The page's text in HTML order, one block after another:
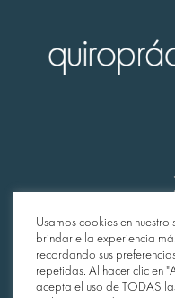
Avís Legal
Usamos cookies en
brindarle la experiencia
recordando sus
repetidas. Al hacer clic en
acepta el uso de TODAS